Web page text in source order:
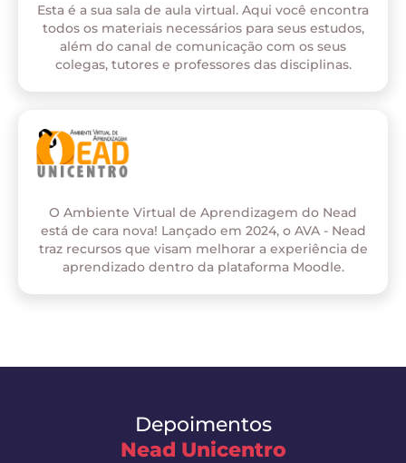
Esta é a sua sala de aula virtual. Aqui você encontra
todos os materiais necessários para seus estudos,
além do canal de comunicação com os seus
colegas, tutores e professores das disciplinas.
O Ambiente Virtual de Aprendizagem do Nead
está de cara nova! Lançado em 2024, o AVA - Nead
traz recursos que visam melhorar a experiência de
aprendizado dentro da plataforma Moodle.
Depoimentos
Nead Unicentro